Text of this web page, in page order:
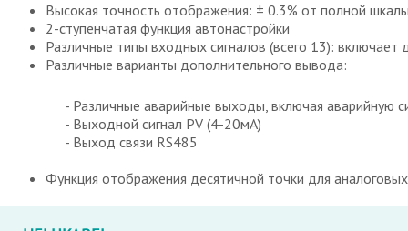
Высокая точность отображения: ± 0.3% от полной
2-ступенчатая функция автонастройки
Различные типы входных сигналов (всего 13):
Различные варианты дополнительного вывода:
- Различные аварийные выходы, включая аварийную
- Выходной сигнал PV (4-20мА)
- Выход связи RS485
Функция отображения десятичной точки для